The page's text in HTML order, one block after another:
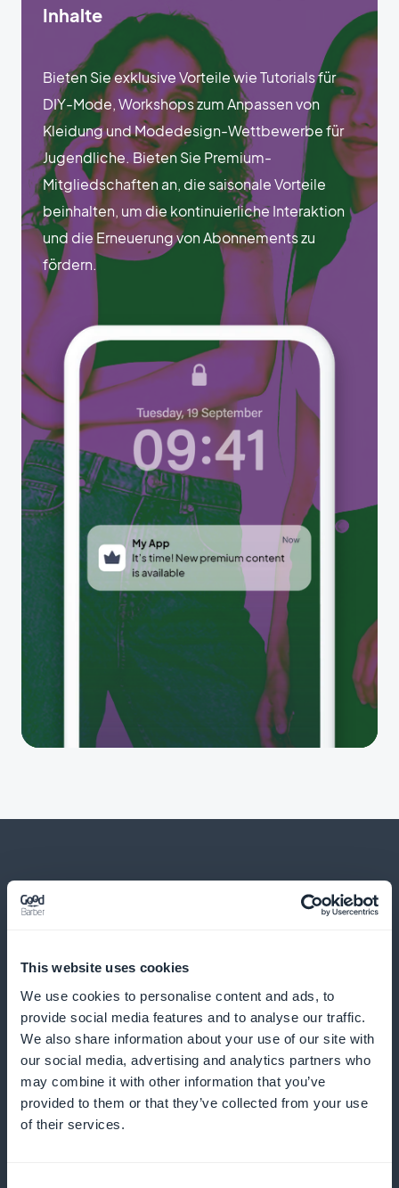
This website uses cookies
We use cookies to personalise content and ads, to
provide social media features and to analyse our traffic.
We also share information about your use of our site with
our social media, advertising and analytics partners who
may combine it with other information that you’ve
provided to them or that they’ve collected from your use
of their services.
Inhalte
Bieten Sie exklusive Vorteile wie Tutorials für
DIY-Mode, Workshops zum Anpassen von
Kleidung und Modedesign-Wettbewerbe für
Jugendliche. Bieten Sie Premium-
Mitgliedschaften an, die saisonale Vorteile
beinhalten, um die kontinuierliche Interaktion
und die Erneuerung von Abonnements zu
fördern.
Und viele andere Dinge
Detaillierte Einblicke in jugendliche
Modetrends